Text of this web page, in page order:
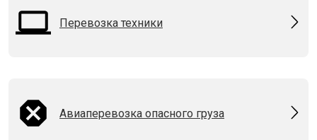
Перевозка техники
Авиаперевозка опасного груза